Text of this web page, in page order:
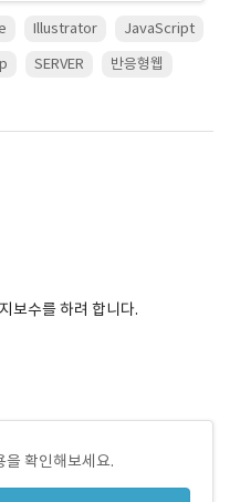
Illustrator
JavaScript
SERVER 반응형웹
보수를 하려 합니다.
을 확인해보세요.